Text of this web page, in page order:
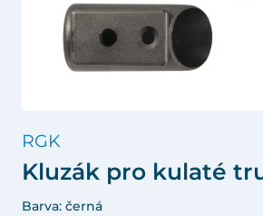
RGK
Kluzák pro kulaté
Barva: černá